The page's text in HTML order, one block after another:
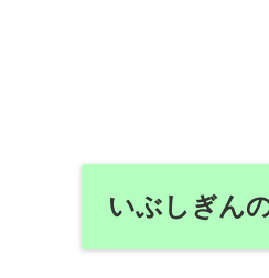
いぶしぎん